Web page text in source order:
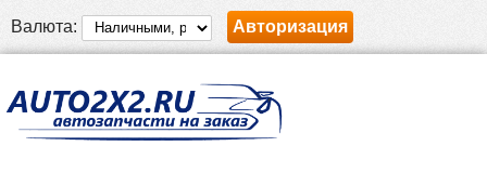
Валюта: Авторизация